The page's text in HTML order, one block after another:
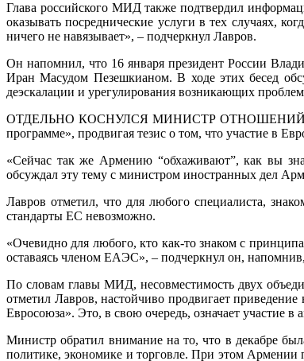
Глава российского МИД также подтвердил
оказывать посреднические услуги в тех случаях,
ничего не навязывает», – подчеркнул Лавров.
Он напомнил, что 16 января президент России
Иран Масудом Пезешкианом. В ходе этих бесед
деэскалации и урегулирования возникающих
ОТДЕЛЬНО КОСНУЛСЯ МИНИСТР ОТНОШЕНИЙ
программе», продвигая тезис о том, что участие в
«Сейчас так же Армению “обхаживают”, как вы
обсуждал эту тему с министром иностранных дел
Лавров отметил, что для любого специалиста,
стандарты ЕС невозможно.
«Очевидно для любого, кто как-то знаком с
оставаясь членом ЕАЭС», – подчеркнул он,
По словам главы МИД, несовместимость двух
отметил Лавров, настойчиво продвигает
Евросоюза». Это, в свою очередь, означает участие
Министр обратил внимание на то, что в декабре
политике, экономике и торговле. При этом Армении